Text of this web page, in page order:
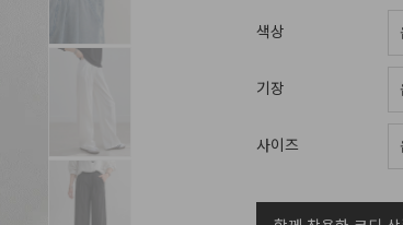
색상
기장
사이즈